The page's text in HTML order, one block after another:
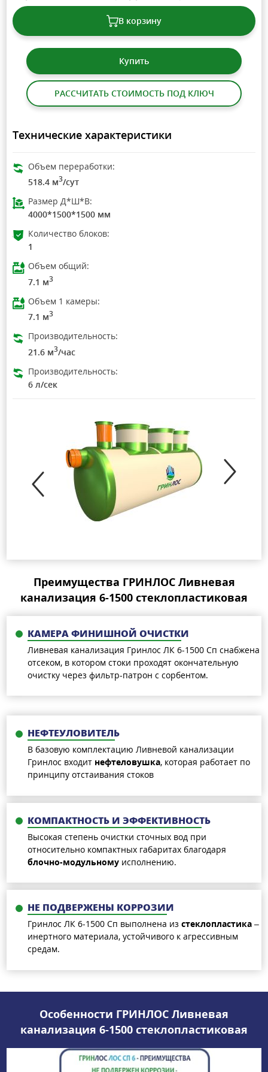
В корзину
Купить
РАССЧИТАТЬ СТОИМОСТЬ ПОД КЛЮЧ
Технические характеристики
Объем переработки:
518.4 м3/сут
Размер Д*Ш*В:
4000*1500*1500 мм
Количество блоков:
1
Объем общий:
7.1 м3
Объем 1 камеры:
7.1 м3
Производительность:
21.6 м3/час
Производительность:
6 л/сек
Преимущества ГРИНЛОС Ливневая
канализация 6-1500 стеклопластиковая
КАМЕРА ФИНИШНОЙ ОЧИСТКИ
Ливневая канализация Гринлос ЛК 6-1500 Сп снабжена
отсеком, в котором стоки проходят окончательную
очистку через фильтр-патрон с сорбентом.
НЕФТЕУЛОВИТЕЛЬ
В базовую комплектацию Ливневой канализации
Гринлос входит нефтеловушка, которая работает по
принципу отстаивания стоков
КОМПАКТНОСТЬ И ЭФФЕКТИВНОСТЬ
Высокая степень очистки сточных вод при
относительно компактных габаритах благодаря
блочно-модульному исполнению.
НЕ ПОДВЕРЖЕНЫ КОРРОЗИИ
Гринлос ЛК 6-1500 Сп выполнена из стеклопластика –
инертного материала, устойчивого к агрессивным
средам.
Особенности ГРИНЛОС Ливневая
канализация 6-1500 стеклопластиковая